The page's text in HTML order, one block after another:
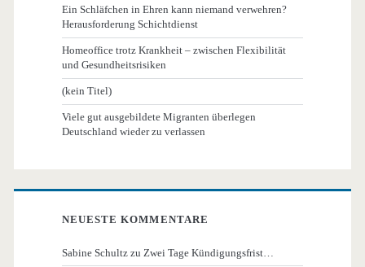
Ein Schläfchen in Ehren kann niemand verwehren?
Herausforderung Schichtdienst
Homeoffice trotz Krankheit – zwischen Flexibilität
und Gesundheitsrisiken
(kein Titel)
Viele gut ausgebildete Migranten überlegen
Deutschland wieder zu verlassen
NEUESTE KOMMENTARE
Sabine Schultz zu Zwei Tage Kündigungsfrist…